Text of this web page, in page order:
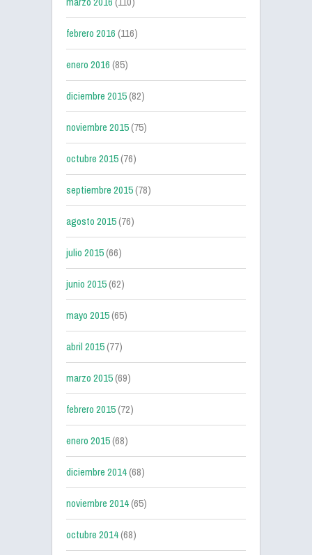
febrero 2016(116)
enero 2016(85)
diciembre 2015(82)
noviembre 2015(75)
octubre 2015(76)
septiembre 2015(78)
agosto 2015(76)
julio 2015(66)
junio 2015(62)
mayo 2015(65)
abril 2015(77)
marzo 2015(69)
febrero 2015(72)
enero 2015(68)
diciembre 2014(68)
noviembre 2014(65)
octubre 2014(68)